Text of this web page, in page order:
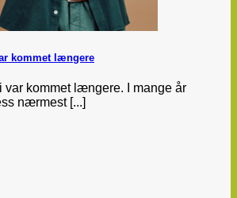
kommet længere
var kommet længere. I mange år
nærmest [...]